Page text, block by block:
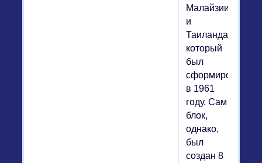
Малайзии
и
Таиланда,
который
был
сформирован
в 1961
году. Сам
блок,
однако,
был
создан 8